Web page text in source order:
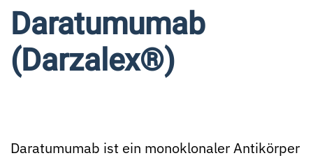
Daratumumab
(Darzalex®)
Daratumumab ist ein monoklonaler Antikörper